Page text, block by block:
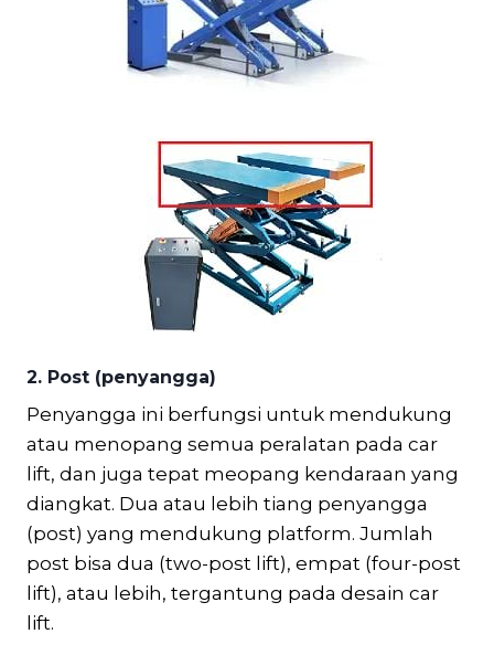
2. Post (penyangga)
Penyangga ini berfungsi untuk mendukung
atau menopang semua peralatan pada car
lift, dan juga tepat meopang kendaraan yang
diangkat. Dua atau lebih tiang penyangga
(post) yang mendukung platform. Jumlah
post bisa dua (two-post lift), empat (four-post
lift), atau lebih, tergantung pada desain car
lift.